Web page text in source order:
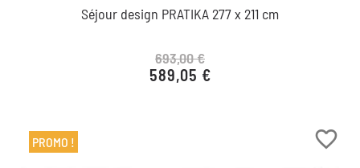
Séjour design PRATIKA 277 x 211 cm
Prix de base
693,00 €
Prix
589,05 €
favorite_border
PROMO !